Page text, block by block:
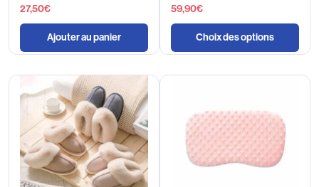
27,50€
Ajouter au panier
59,90€
Choix des options